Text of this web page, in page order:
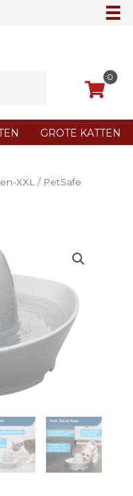
0
GROTE KATTEN
XXL / PetSafe